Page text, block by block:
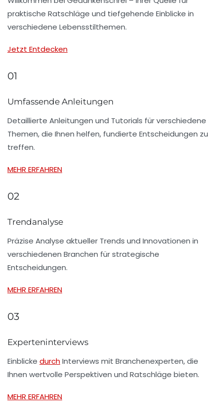
praktische Ratschläge und tiefgehende Einblicke in
verschiedene Lebensstilthemen.
Jetzt Entdecken
01
Umfassende Anleitungen
Detaillierte Anleitungen und Tutorials für verschiedene
Themen, die Ihnen helfen, fundierte Entscheidungen zu
treffen.
MEHR ERFAHREN
02
Trendanalyse
Präzise Analyse aktueller Trends und Innovationen in
verschiedenen Branchen für strategische
Entscheidungen.
MEHR ERFAHREN
03
Experteninterviews
Einblicke durchInterviews mit Branchenexperten, die
Ihnen wertvolle Perspektiven und Ratschläge bieten.
MEHR ERFAHREN